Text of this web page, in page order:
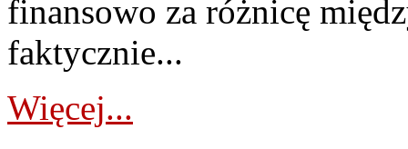
finansowo za różnicę
faktycznie...
Więcej...